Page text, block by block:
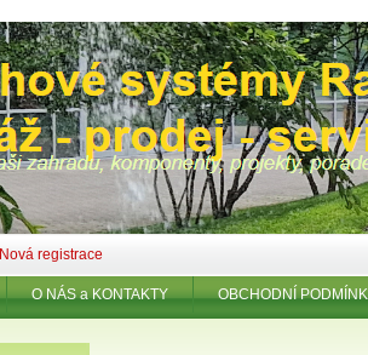
Nová registrace
O NÁS a KONTAKTY OBCHODNÍ